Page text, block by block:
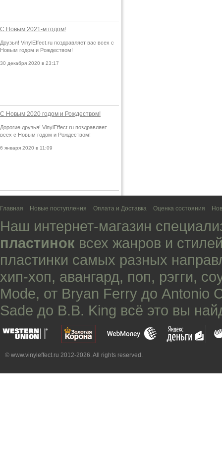
С Новым 2021-м годом!
Друзья! VinylEffect.ru поздравляет вас всех с
Новым годом и Рождеством!
30 декабря 2020 в 23:17
С Новым 2020 годом и Рождеством!
Дорогие друзья! VinylEffect.ru поздравляет
всех с Новым годом и Рождеством!
6 января 2020 в 11:09
Главная Новые поступления Оплата и Доставка Оценка состояния
Наш интернет-магазин
пластинок всех жанров и
пластинки самых разных
хип-хоп, авангард, поп, рэгги,
Mode, от Bryan Ferry до Antonio
Sade до B.B. King всё это вы
© www.vinyleffect.ru 2012-2026. All rights reserved.